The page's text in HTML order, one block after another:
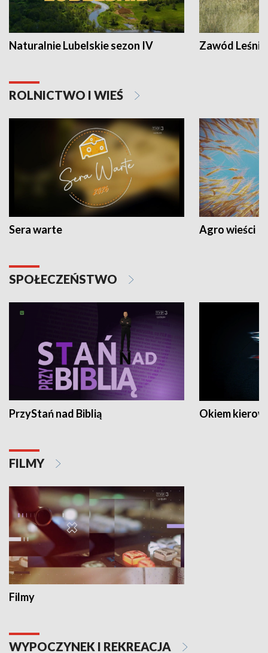
Naturalnie Lubelskie sezon IV Zawód Leśnik
ROLNICTWO I WIEŚ
Sera warte Agro wieści
SPOŁECZEŃSTWO
PrzyStań nad Biblią Okiem
FILMY
Filmy
WYPOCZYNEK I REKREACJA